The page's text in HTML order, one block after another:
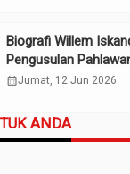
Biografi Willem
Pengusulan
calendar_monthJumat, 12 Jun 2026
ANDA